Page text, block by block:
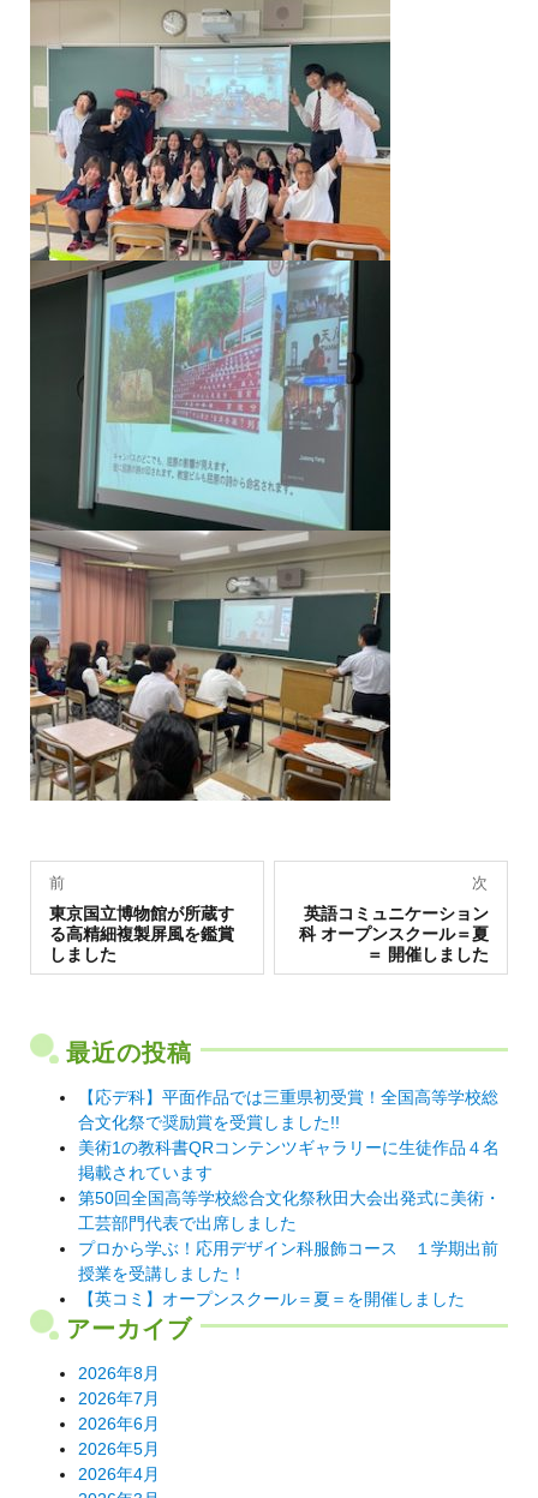
稿
ナ
ー
シ
ョ
ン
前
過
去
の
投
稿:
東京国立博物館が所蔵す
る高精細複製屏風を鑑賞
しました
次
次
の
投
英語コミュニケーション
科 オープンスクール＝夏
＝ 開催しました
最近の投稿
【応デ科】平面作品では三重県初受賞！全国高等学校総
合文化祭で奨励賞を受賞しました!!
美術1の教科書QRコンテンツギャラリーに生徒作品４名
掲載されています
第50回全国高等学校総合文化祭秋田大会出発式に美術・
工芸部門代表で出席しました
プロから学ぶ！応用デザイン科服飾コース １学期出前
授業を受講しました！
【英コミ】オープンスクール＝夏＝を開催しました
アーカイブ
2026年8月
2026年7月
2026年6月
2026年5月
2026年4月